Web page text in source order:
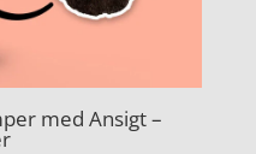
med Ansigt –